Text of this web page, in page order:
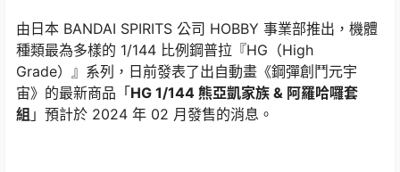
由日本 BANDAI SPIRITS 公司 HOBBY 事業部推出，機體
種類最為多樣的 1/144 比例鋼普拉『HG（High
Grade）』系列，日前發表了出自動畫《鋼彈創鬥元宇
宙》的最新商品「HG 1/144 熊亞凱家族 & 阿羅哈囉套
組 」預計於 2024 年 02 月發售的消息。